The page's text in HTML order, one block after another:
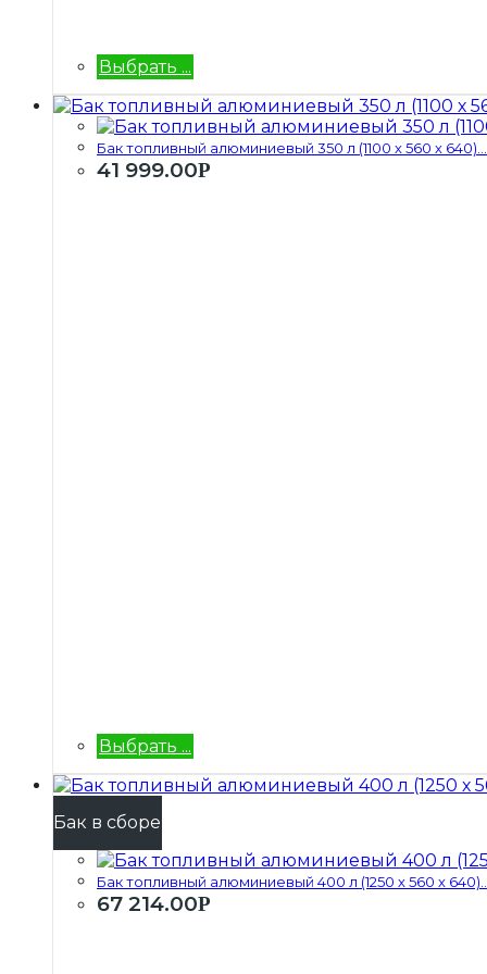
Выбрать ...
Бак топливный алюминиевый 350 л (1100 х 560 х 640)...
41 999.00Р
Выбрать ...
Бак в сборе
Бак топливный алюминиевый 400 л (1250 х 560 х
67 214.00Р